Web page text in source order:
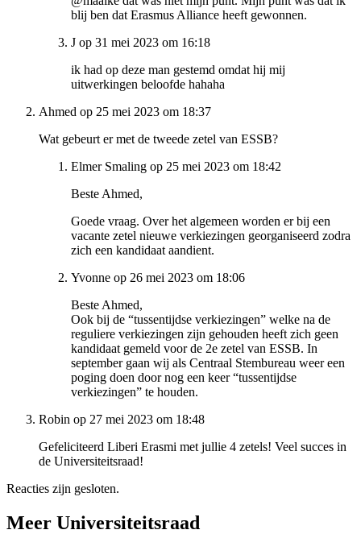
blij ben dat Erasmus Alliance heeft gewonnen.
J op 31 mei 2023 om 16:18
ik had op deze man gestemd omdat hij mij
uitwerkingen beloofde hahaha
Ahmed op 25 mei 2023 om 18:37
Wat gebeurt er met de tweede zetel van ESSB?
Elmer Smaling op 25 mei 2023 om 18:42
Beste Ahmed,
Goede vraag. Over het algemeen worden er bij een
vacante zetel nieuwe verkiezingen georganiseerd zodra
zich een kandidaat aandient.
Yvonne op 26 mei 2023 om 18:06
Beste Ahmed,
Ook bij de “tussentijdse verkiezingen” welke na de
reguliere verkiezingen zijn gehouden heeft zich geen
kandidaat gemeld voor de 2e zetel van ESSB. In
september gaan wij als Centraal Stembureau weer een
poging doen door nog een keer “tussentijdse
verkiezingen” te houden.
Robin op 27 mei 2023 om 18:48
Gefeliciteerd Liberi Erasmi met jullie 4 zetels! Veel succes in
de Universiteitsraad!
Reacties zijn gesloten.
Meer Universiteitsraad